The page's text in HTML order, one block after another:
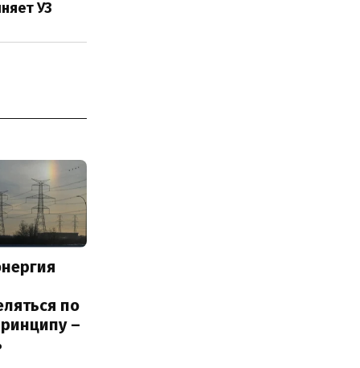
УЗ
по
–